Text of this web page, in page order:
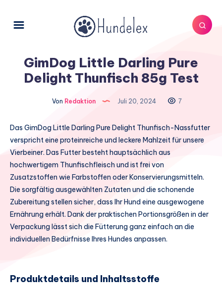
GimDog Little Darling Pure
Delight Thunfisch 85g Test
Von Redaktion Juli 20, 2024 7
Das GimDog Little Darling Pure Delight Thunfisch-Nassfutter
verspricht eine proteinreiche und leckere Mahlzeit für unsere
Vierbeiner. Das Futter besteht hauptsächlich aus
hochwertigem Thunfischfleisch und ist frei von
Zusatzstoffen wie Farbstoffen oder Konservierungsmitteln.
Die sorgfältig ausgewählten Zutaten und die schonende
Zubereitung stellen sicher, dass Ihr Hund eine ausgewogene
Ernährung erhält. Dank der praktischen Portionsgrößen in der
Verpackung lässt sich die Fütterung ganz einfach an die
individuellen Bedürfnisse Ihres Hundes anpassen.
Produktdetails und Inhaltsstoffe